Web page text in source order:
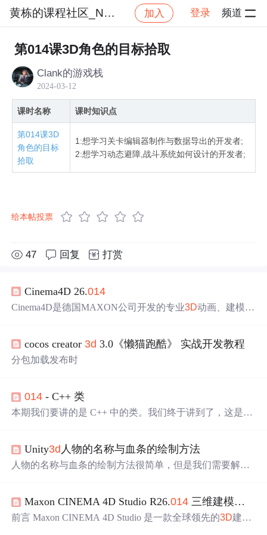
黄栋的课程社区_NO_1 加入 登录 频道
社区 黄栋的课程社区_NO_1
第014课3D角色的目标拾取
Clank的游戏栈
2024-03-12
课时名称 课时知识点
第014课3D
角色的目标
拾取
1:想学习关卡编辑器制作与数据导出的开发者;
2:想学习动态避障,战斗系统如何设计的开发者;
给本帖投票
47 回复 打赏
Cinema4D 26.014
Cinema4D是德国MAXON公司开发的专业3D动画、建模、
边形、细分曲面和样条曲线建模工具，丰富的动画工具如
关键帧、骨骼和动力学动画，以及高效的渲染能力，支持
式和插件扩展，满足不同项目的需求。
cocos creator 3d 3.0《懒猫跑酷》 实战开发教程
分包加载发布时
014 - C++ 类
本期我们要讲的是 C++ 中的类。我们终于讲到了，这是一
主要是面向对象的语言，事实上，用这些语言你真的不能
写任何其他类型的代码，尽管你也可以尝试这样做，因为
Unity3d 人物的名称与血条的绘制方法
人物的名称与血条的绘制方法很简单，但是我们需要解决
平面中移动，但是我们需要将3D 的人物坐标换算成2D平面
中的坐标，继而找到人物头顶在屏幕中的2D坐标最后使用
Maxon CINEMA 4D Studio R26.014 三维建模软件C4D R26
前言 Maxon CINEMA 4D Studio 是一款全球领先的3D建模